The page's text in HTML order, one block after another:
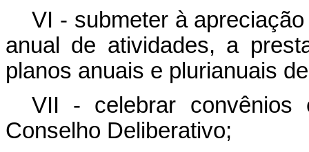
VI - submeter à
anual de atividades, a
planos anuais e plurianuais
VII - celebrar convênios
Conselho Deliberativo;